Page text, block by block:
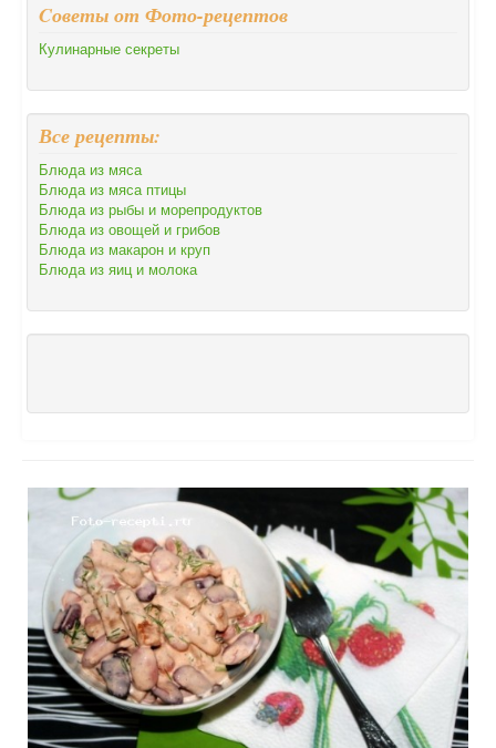
Cоветы от Фото-рецептов
Кулинарные секреты
Все рецепты:
Блюда из мяса
Блюда из мяса птицы
Блюда из рыбы и морепродуктов
Блюда из овощей и грибов
Блюда из макарон и круп
Блюда из яиц и молока